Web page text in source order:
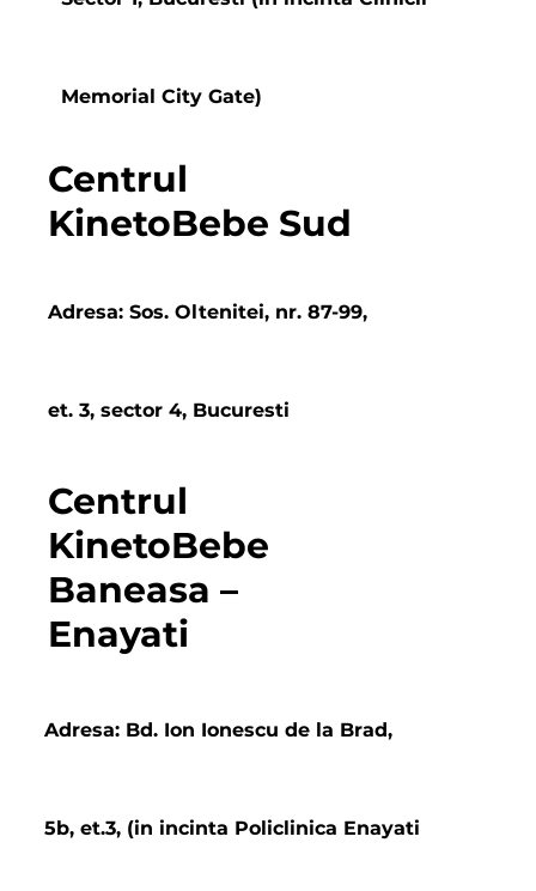
Centrul
KinetoBebe Sud
Adresa: Sos. Oltenitei, nr. 87-99,
et. 3, sector 4, Bucuresti
Memorial City Gate)
Centrul
KinetoBebe
Baneasa –
Enayati
Adresa: Bd. Ion Ionescu de la Brad,
5b, et.3, (in incinta Policlinica Enayati